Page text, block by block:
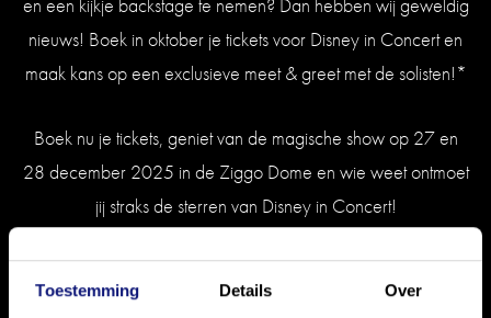
Toestemming Details Over
en een kijkje backstage te nemen? Dan hebben wij geweldig
nieuws! Boek in oktober je tickets voor Disney in Concert en
maak kans op een exclusieve meet & greet met de solisten!*
Boek nu je tickets, geniet van de magische show op 27 en
28 december 2025 in de Ziggo Dome en wie weet ontmoet
jij straks de sterren van Disney in Concert!